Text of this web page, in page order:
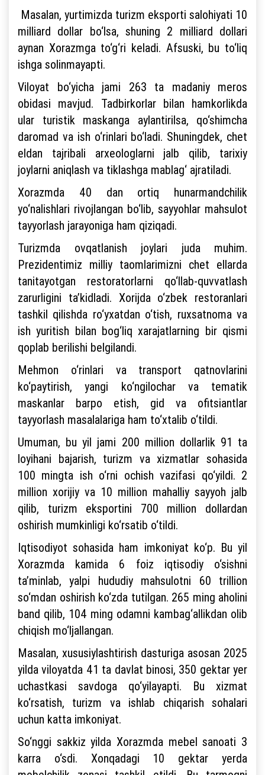
Masalan, yurtimizda turizm eksporti salohiyati 10
milliard dollar bo‘lsa, shuning 2 milliard dollari
aynan Xorazmga to‘g‘ri keladi. Afsuski, bu to‘liq
ishga solinmayapti.
Viloyat bo‘yicha jami 263 ta madaniy meros
obidasi mavjud. Tadbirkorlar bilan hamkorlikda
ular turistik maskanga aylantirilsa, qo‘shimcha
daromad va ish o‘rinlari bo‘ladi. Shuningdek, chet
eldan tajribali arxeologlarni jalb qilib, tarixiy
joylarni aniqlash va tiklashga mablag‘ ajratiladi.
Xorazmda 40 dan ortiq hunarmandchilik
yo‘nalishlari rivojlangan bo‘lib, sayyohlar mahsulot
tayyorlash jarayoniga ham qiziqadi.
Turizmda ovqatlanish joylari juda muhim.
Prezidentimiz milliy taomlarimizni chet ellarda
tanitayotgan restoratorlarni qo‘llab-quvvatlash
zarurligini ta’kidladi. Xorijda o‘zbek restoranlari
tashkil qilishda ro‘yxatdan o‘tish, ruxsatnoma va
ish yuritish bilan bog‘liq xarajatlarning bir qismi
qoplab berilishi belgilandi.
Mehmon o‘rinlari va transport qatnovlarini
ko‘paytirish, yangi ko‘ngilochar va tematik
maskanlar barpo etish, gid va ofitsiantlar
tayyorlash masalalariga ham to‘xtalib o‘tildi.
Umuman, bu yil jami 200 million dollarlik 91 ta
loyihani bajarish, turizm va xizmatlar sohasida
100 mingta ish o‘rni ochish vazifasi qo‘yildi. 2
million xorijiy va 10 million mahalliy sayyoh jalb
qilib, turizm eksportini 700 million dollardan
oshirish mumkinligi ko‘rsatib o‘tildi.
Iqtisodiyot sohasida ham imkoniyat ko‘p. Bu yil
Xorazmda kamida 6 foiz iqtisodiy o‘sishni
ta’minlab, yalpi hududiy mahsulotni 60 trillion
so‘mdan oshirish ko‘zda tutilgan. 265 ming aholini
band qilib, 104 ming odamni kambag‘allikdan olib
chiqish mo‘ljallangan.
Masalan, xususiylashtirish dasturiga asosan 2025
yilda viloyatda 41 ta davlat binosi, 350 gektar yer
uchastkasi savdoga qo‘yilayapti. Bu xizmat
ko‘rsatish, turizm va ishlab chiqarish sohalari
uchun katta imkoniyat.
So‘nggi sakkiz yilda Xorazmda mebel sanoati 3
karra o‘sdi. Xonqadagi 10 gektar yerda